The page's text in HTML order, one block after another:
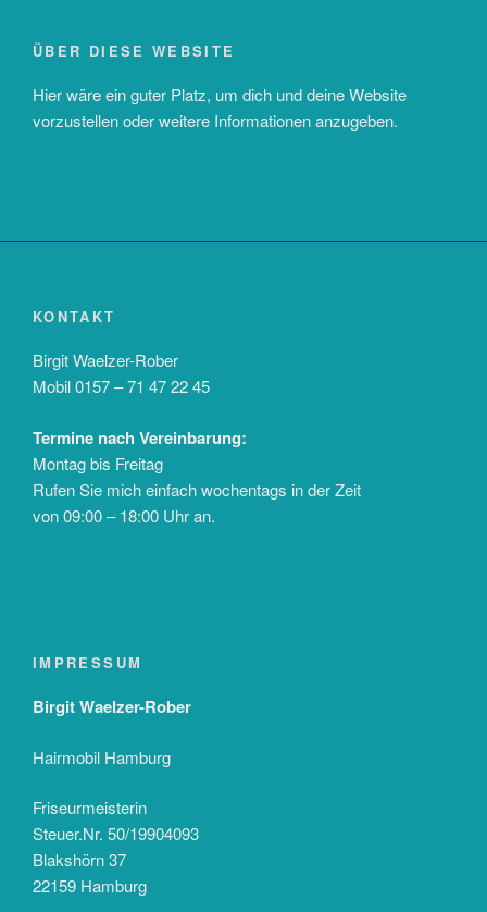
ÜBER DIESE WEBSITE
Hier wäre ein guter Platz, um dich und deine Website
vorzustellen oder weitere Informationen anzugeben.
KONTAKT
Birgit Waelzer-Rober
Mobil 0157 – 71 47 22 45
Termine nach Vereinbarung:
Montag bis Freitag
Rufen Sie mich einfach wochentags in der Zeit
von 09:00 – 18:00 Uhr an.
IMPRESSUM
Birgit Waelzer-Rober
Hairmobil Hamburg
Friseurmeisterin
Steuer.Nr. 50/19904093
Blakshörn 37
22159 Hamburg